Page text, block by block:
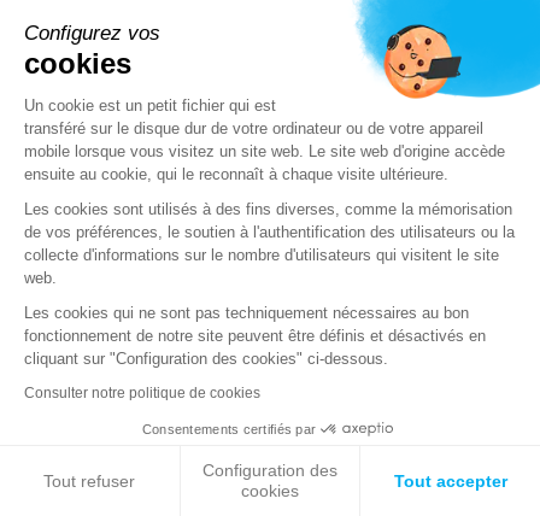
09 06 2026
Stormshield complète sa gamme de
pare-feux industriels avec le SNi50
PRODUITS
Stormshield XDR
Stormshield Network Security
Stormshield Endpoint Security
Configurez vos
cookies
Un cookie est un petit fichier qui est
transféré sur le disque dur de votre ordinateur ou de votre appareil
mobile lorsque vous visitez un site web. Le site web d'origine accède
ensuite au cookie, qui le reconnaît à chaque visite ultérieure.
Les cookies sont utilisés à des fins diverses, comme la mémorisation
de vos préférences, le soutien à l'authentification des utilisateurs ou la
collecte d'informations sur le nombre d'utilisateurs qui visitent le site
web.
Les cookies qui ne sont pas techniquement nécessaires au bon
fonctionnement de notre site peuvent être définis et désactivés en
cliquant sur "Configuration des cookies" ci-dessous.
Consulter notre politique de cookies
Consentements certifiés par
Tout refuser
Configuration des
cookies
Tout accepter